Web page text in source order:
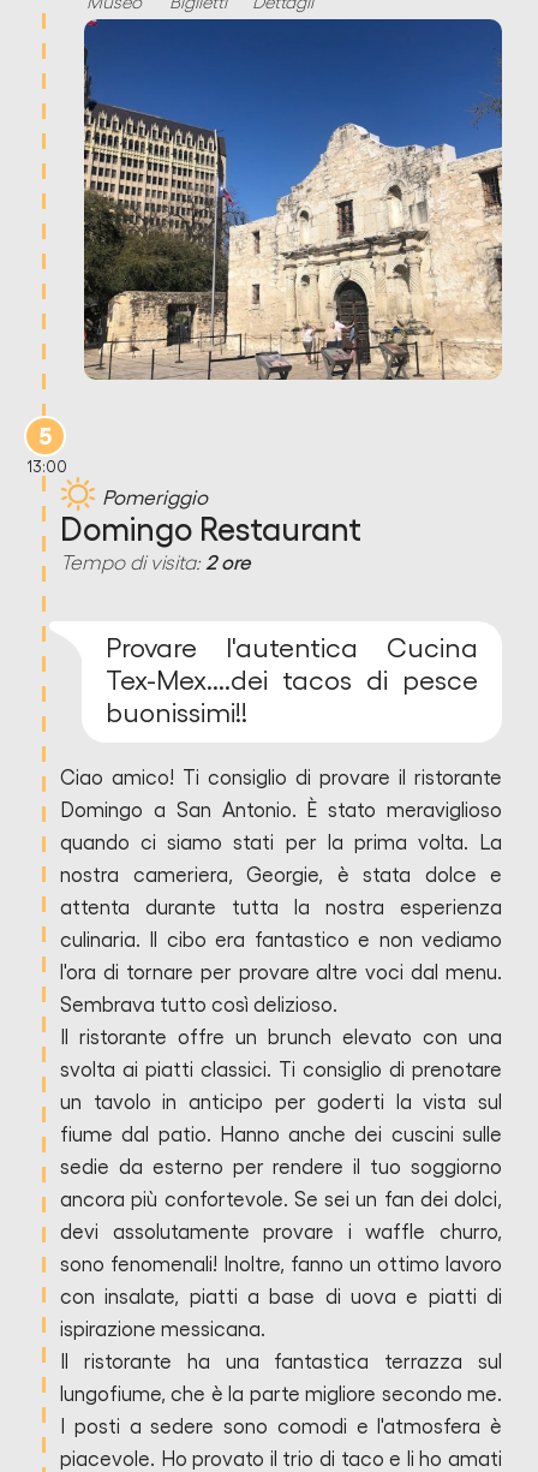
5
13:00
Pomeriggio
Domingo Restaurant
Tempo di visita: 2 ore
Provare l'autentica Cucina
Tex-Mex....dei tacos di pesce
buonissimi!!
Ciao amico! Ti consiglio di provare il ristorante
Domingo a San Antonio. È stato meraviglioso
quando ci siamo stati per la prima volta. La
nostra cameriera, Georgie, è stata dolce e
attenta durante tutta la nostra esperienza
culinaria. Il cibo era fantastico e non vediamo
l'ora di tornare per provare altre voci dal menu.
Sembrava tutto così delizioso.
Il ristorante offre un brunch elevato con una
svolta ai piatti classici. Ti consiglio di prenotare
un tavolo in anticipo per goderti la vista sul
fiume dal patio. Hanno anche dei cuscini sulle
sedie da esterno per rendere il tuo soggiorno
ancora più confortevole. Se sei un fan dei dolci,
devi assolutamente provare i waffle churro,
sono fenomenali! Inoltre, fanno un ottimo lavoro
con insalate, piatti a base di uova e piatti di
ispirazione messicana.
Il ristorante ha una fantastica terrazza sul
lungofiume, che è la parte migliore secondo me.
I posti a sedere sono comodi e l'atmosfera è
piacevole. Ho provato il trio di taco e li ho amati